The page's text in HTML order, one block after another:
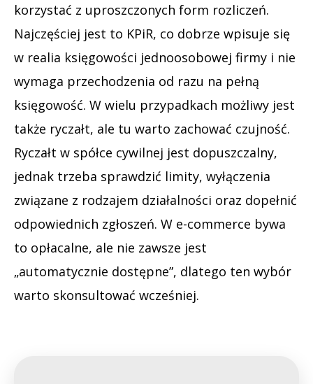
korzystać z uproszczonych form rozliczeń.
Najczęściej jest to KPiR, co dobrze wpisuje się
w realia księgowości jednoosobowej firmy i nie
wymaga przechodzenia od razu na pełną
księgowość. W wielu przypadkach możliwy jest
także ryczałt, ale tu warto zachować czujność.
Ryczałt w spółce cywilnej jest dopuszczalny,
jednak trzeba sprawdzić limity, wyłączenia
związane z rodzajem działalności oraz dopełnić
odpowiednich zgłoszeń. W e-commerce bywa
to opłacalne, ale nie zawsze jest
„automatycznie dostępne”, dlatego ten wybór
warto skonsultować wcześniej.